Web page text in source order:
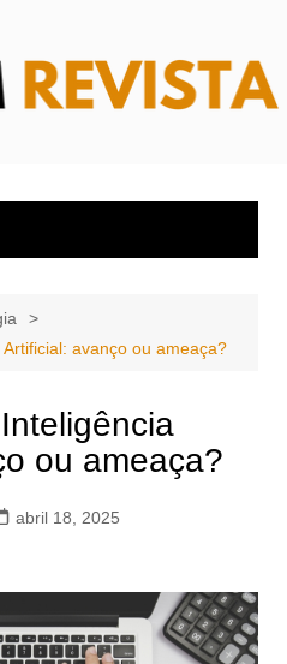
avanço ou ameaça?
ou ameaça?
abril 18, 2025